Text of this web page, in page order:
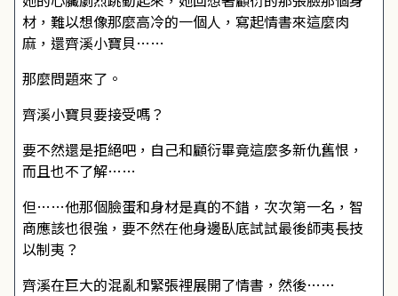
材，難以想像那麼高冷的一個人，寫起情書來這麼肉
麻，還齊溪小寶貝……
那麼問題來了。
齊溪小寶貝要接受嗎？
要不然還是拒絕吧，自己和顧衍畢竟這麼多新仇舊恨，
而且也不了解……
但……他那個臉蛋和身材是真的不錯，次次第一名，智
商應該也很強，要不然在他身邊臥底試試最後師夷長技
以制夷？
齊溪在巨大的混亂和緊張裡展開了情書，然後……